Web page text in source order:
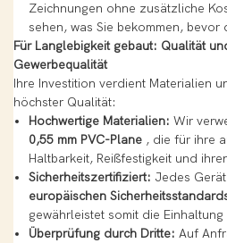
Zeichnungen ohne zusätzliche
sehen, was Sie bekommen,
Für Langlebigkeit gebaut: Qualität
Gewerbequalität
Ihre Investition verdient Materialien
höchster Qualität:
Hochwertige Materialien: Wir
0,55 mm PVC-Plane, die für ihre
Haltbarkeit, Reißfestigkeit und
Sicherheitszertifiziert: Jedes
europäischen
gewährleistet somit die
Überprüfung durch Dritte: Auf